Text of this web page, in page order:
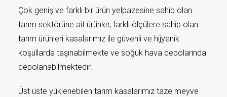
Çok geniş ve farklı bir ürün yelpazesine sahip olan
tarım sektörüne ait ürünler, farklı ölçülere sahip olan
tarım ürünleri kasalarımız ile güvenli ve hijyenik
koşullarda taşınabilmekte ve soğuk hava depolarında
depolanabilmektedir.
Üst üste yüklenebilen tarım kasalarımız taze meyve